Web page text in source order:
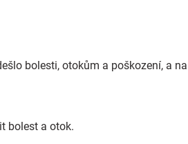
bolesti, otokům a poškození, a na
bolest a otok.